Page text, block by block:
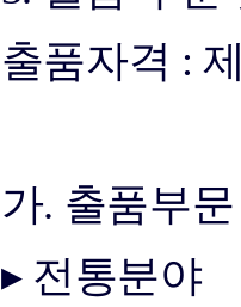
출품자격 :
가. 출품부문
▸ 전통분야